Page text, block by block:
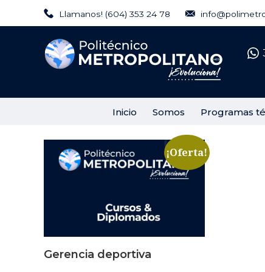
Regálanos tu Like
Llamanos! (604) 353 24 78
Inicio Somos Programas
Mostrando el único resultado
¡Oferta!
Gerencia deportiva